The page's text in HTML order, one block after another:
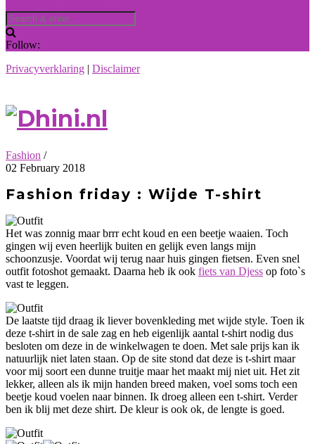
Follow:
Privacyverklaring | Disclaimer
Fashion /
02 February 2018
Fashion friday : Wijde T-shirt
Het was zonnig maar brrr echt koud en een beetje waaien. Toch
gingen wij even heerlijk buiten en gelijk even langs mijn
schoonzusje. Voordat wij terug naar huis gingen fietsen. Even snel
outfit fotoshot gemaakt. Daarna heb ik ook fiets van Djess op foto`s
vast te leggen.
De laatste tijd draag ik liever bovenkleding met wijde style. Toen ik
deze t-shirt in de sale zag en heb eigenlijk aantal t-shirt nodig dus
besloten om deze in de winkelwagen te doen. Met sale prijs kan ik
natuurlijk niet laten staan. Op de site stond dat deze is t-shirt maar
voor mij soort een dunne truitje maar het maakt mij niet uit. Het zit
lekker, alleen als ik mijn handen breed maken, voel soms toch een
beetje koud voelen naar binnen. Ik droeg alleen een t-shirt. Verder
ben ik blij met deze shirt. De kleur is ook ok, de lengte is goed.